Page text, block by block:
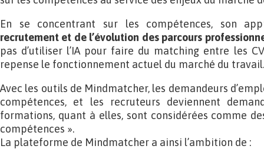
En se concentrant sur les compétences, son
recrutement et de l’évolution des parcours
pas d’utiliser l’IA pour faire du matching entre les
repense le fonctionnement actuel du marché du travail.
Avec les outils de Mindmatcher, les demandeurs
compétences, et les recruteurs deviennent
formations, quant à elles, sont considérées comme
compétences ».
La plateforme de Mindmatcher a ainsi l’ambition de :